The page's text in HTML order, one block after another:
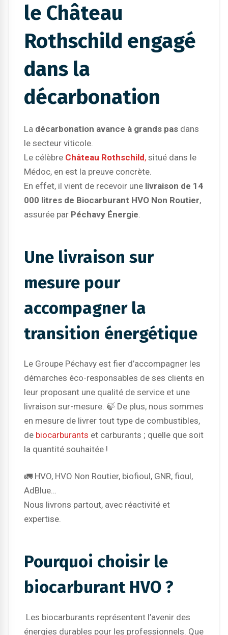
le Château
Rothschild engagé
dans la
décarbonation
La décarbonation avance à grands pas dans
le secteur viticole.
Le célèbre Château Rothschild, situé dans le
Médoc, en est la preuve concrète.
En effet, il vient de recevoir une livraison de 14
000 litres de Biocarburant HVO Non Routier,
assurée par Péchavy Énergie
Une livraison sur
mesure pour
accompagner la
transition énergétique
Le Groupe Péchavy est fier d’accompagner les
démarches éco-responsables de ses clients en
leur proposant une qualité de service et une
livraison sur-mesure. ​🍃 De plus, nous sommes
en mesure de livrer tout type de combustibles,
de biocarburants et carburants ; quelle que soit
la quantité souhaitée !
🚛 HVO, HVO Non Routier, biofioul, GNR, fioul,
AdBlue…
Nous livrons partout, avec réactivité et
expertise.
Pourquoi choisir le
biocarburant HVO ?
Les biocarburants représentent l’avenir des
énergies durables pour les professionnels. Que